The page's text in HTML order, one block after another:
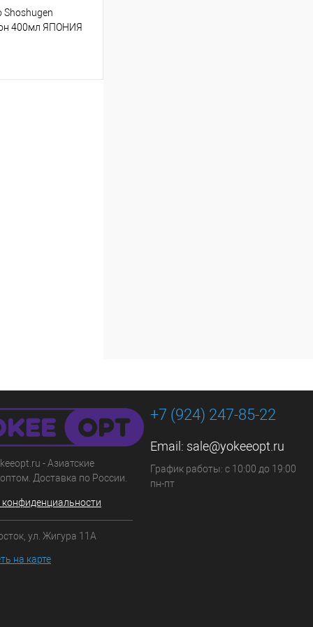
Shoshugen
400мл ЯПОНИЯ
- Азиатские
Доставка по России.
конфиденциальности
ул. Жигура 11А
на карте
+7 (924) 247-85-22
Email: sale@yokeeopt.ru
График работы: с 10:00 до 19:00
пн-пт